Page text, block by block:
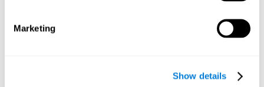
Marketing
Show details
להתאמן, ללמוד ולהשתפר, וקוגניפיט יכלה לעזור לך לעשות
זאת
הודות
החלשים שאחראים על זיכרון הקשרי לקוי, אשר יעזור לשפר את